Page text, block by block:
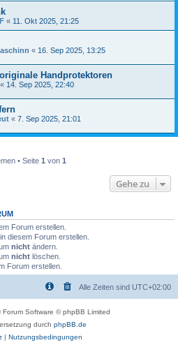
« 11. Okt 2025, 21:25
« 16. Sep 2025, 13:25
Handprotektoren
« 14. Sep 2025, 22:40
« 7. Sep 2025, 21:01
• Seite 1 von 1
Gehe zu
Forum erstellen.
diesem Forum erstellen.
nicht ändern.
nicht löschen.
Forum erstellen.
Alle Zeiten sind UTC+02:00
Forum Software © phpBB Limited
durch phpBB.de
| Nutzungsbedingungen